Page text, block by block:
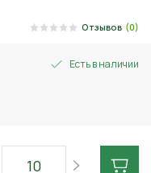
Отзывов (0)
Есть в наличии